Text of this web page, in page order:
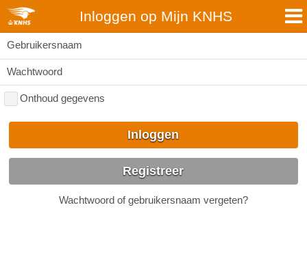
Inloggen op Mijn KNHS
Gebruikersnaam
Wachtwoord
Onthoud gegevens
Inloggen
Registreer
Wachtwoord of gebruikersnaam vergeten?